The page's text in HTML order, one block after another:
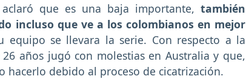
que es una baja importante, también
incluso que ve a los colombianos en mejor
se llevara la serie. Con respecto a la
años jugó con molestias en Australia y que,
hacerlo debido al proceso de cicatrización.